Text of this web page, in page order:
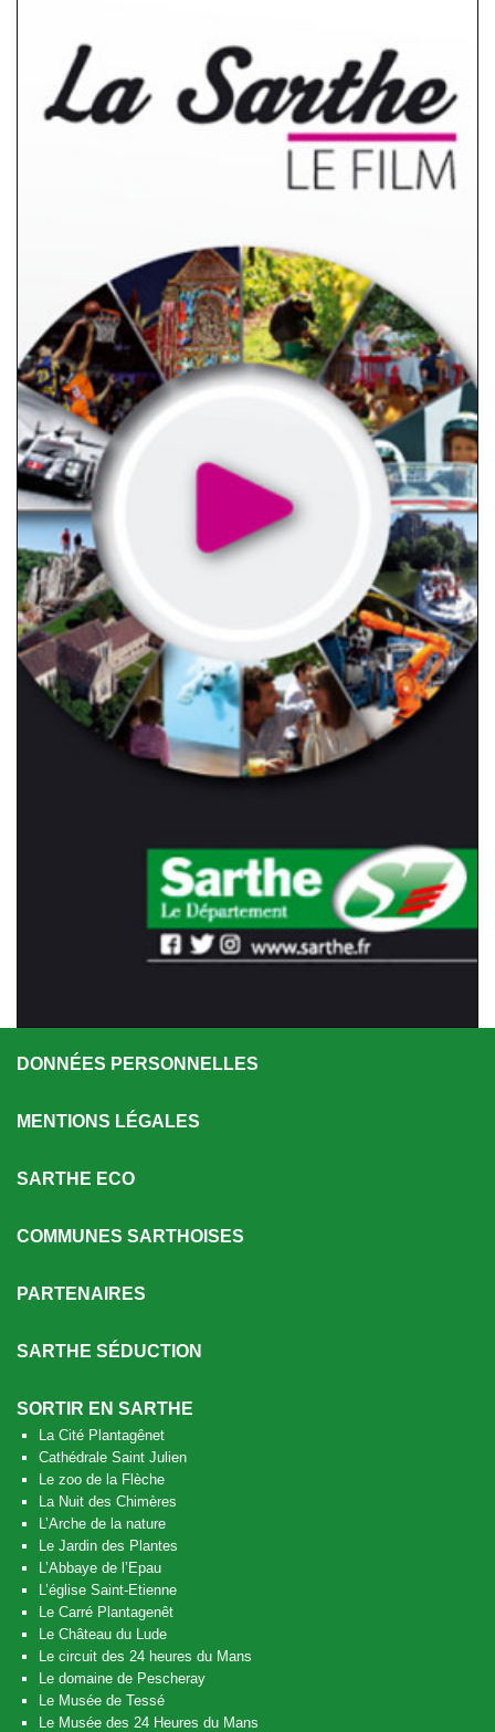
DONNÉES PERSONNELLES
MENTIONS LÉGALES
SARTHE ECO
COMMUNES SARTHOISES
PARTENAIRES
SARTHE SÉDUCTION
SORTIR EN SARTHE
La Cité Plantagênet
Cathédrale Saint Julien
Le zoo de la Flèche
La Nuit des Chimères
L’Arche de la nature
Le Jardin des Plantes
L’Abbaye de l’Epau
L’église Saint-Etienne
Le Carré Plantagenêt
Le Château du Lude
Le circuit des 24 heures du Mans
Le domaine de Pescheray
Le Musée de Tessé
Le Musée des 24 Heures du Mans